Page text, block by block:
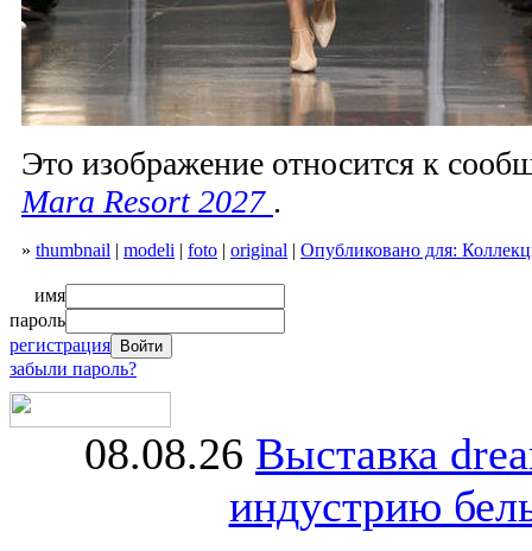
Это изображение относится к
Mara Resort 2027 .
» thumbnail | modeli | foto | original | Опубликовано для:
имя
пароль
регистрация
забыли пароль?
08.08.26 Выставка
индустрию